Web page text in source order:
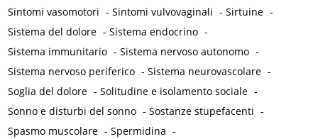
Sintomi vasomotori -Sintomi vulvovaginali -Sirtuine -
Sistema del dolore -Sistema endocrino -
Sistema immunitario -Sistema nervoso autonomo -
Sistema nervoso periferico -Sistema neurovascolare -
Soglia del dolore -Solitudine e isolamento sociale -
Sonno e disturbi del sonno -Sostanze stupefacenti -
Spasmo muscolare -Spermidina -